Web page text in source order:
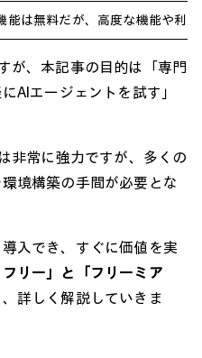
能は無料だが、高度な機能や利
が、本記事の目的は「専門
AIエージェントを試す」
非常に強力ですが、多くの
境構築の手間が必要とな
入でき、すぐに価値を実
フリー」と「フリーミア
詳しく解説していきま